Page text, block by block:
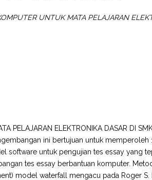
UNTUK MATA PELAJARAN
PELAJARAN ELEKTRONIKA DASAR DI
ini bertujuan untuk memperoleh
software untuk pengujian tes essay yang
tes essay berbantuan komputer.
model waterfall mengacu pada Roger S.